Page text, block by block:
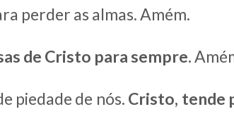
perder as almas. Amém.
de Cristo para sempre.
piedade de nós. Cristo, tende